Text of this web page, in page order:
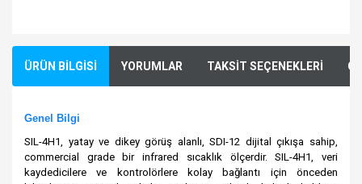
ÜRÜN BİLGİSİ YORUMLAR TAKSİT SEÇENEKLERİ
Genel Bilgi
SIL-4H1, yatay ve dikey görüş alanlı, SDI-12 dijital çıkışa sahip,
commercial grade bir infrared sıcaklık ölçerdir. SIL-4H1, veri
kaydedicilere ve kontrolörlere kolay bağlantı için önceden